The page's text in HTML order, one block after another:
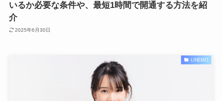
いるか必要な条件や、最短1時間で開通する方法を紹
介
2025年6月30日
LINEMO